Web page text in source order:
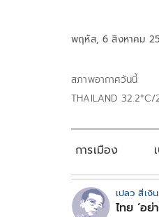
พฤหัส, 6 สิงหาคม
สภาพอากาศวันนี้
THAILAND 32.2°C/
การเมือง
เปลว สีเงิน
ไทย ‘อย่